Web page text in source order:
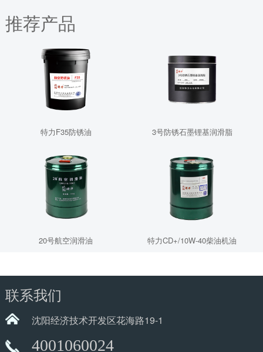
推荐产品
特力F35防锈油 3号防锈石墨锂基润滑脂
20号航空润滑油 特力CD+/10W-40柴油机油
联系我们
沈阳经济技术开发区花海路19-1
4001060024